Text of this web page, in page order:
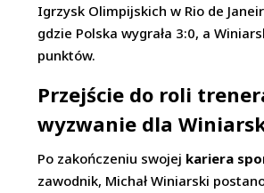
Igrzysk Olimpijskich w Rio de
gdzie Polska wygrała 3:0, a
punktów.
Przejście do roli
wyzwanie dla
Po zakończeniu swojej kariera
zawodnik, Michał Winiarski